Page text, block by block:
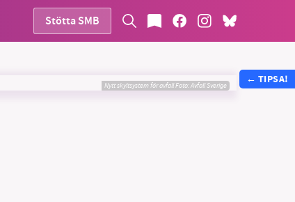
Stötta SMB
Nytt skyltsystem för avfallFoto:Avfall Sverige ← TIPSA!